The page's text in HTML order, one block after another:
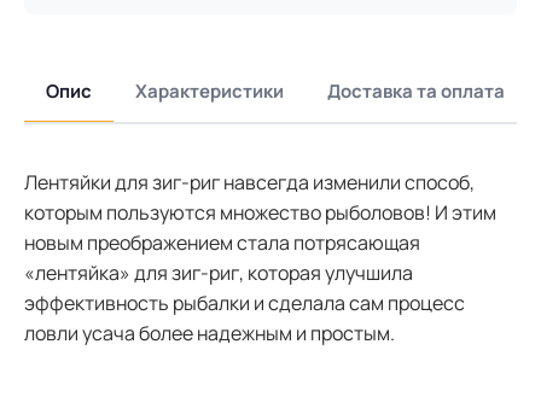
Опис Характеристики Доставка та оплата
Лентяйки для зиг-риг навсегда изменили способ,
которым пользуются множество рыболовов! И этим
новым преображением стала потрясающая
«лентяйка» для зиг-риг, которая улучшила
эффективность рыбалки и сделала сам процесс
ловли усача более надежным и простым.